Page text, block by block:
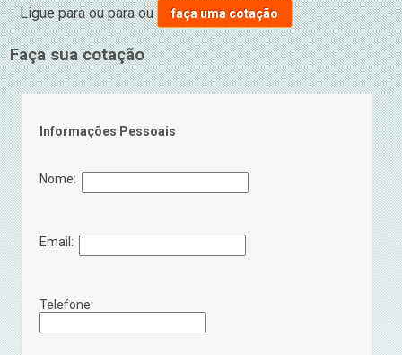
Ligue paraou paraou faça uma cotação
Faça sua cotação
Informações Pessoais
Nome:
Email:
Telefone: